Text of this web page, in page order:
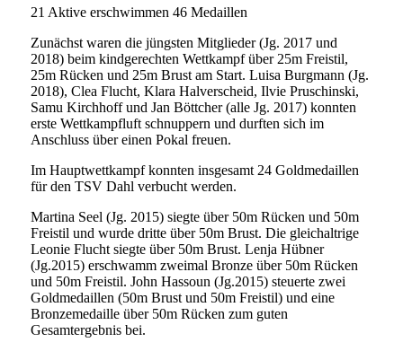
21 Aktive erschwimmen 46 Medaillen
Zunächst waren die jüngsten Mitglieder (Jg. 2017 und
2018) beim kindgerechten Wettkampf über 25m Freistil,
25m Rücken und 25m Brust am Start. Luisa Burgmann (Jg.
2018), Clea Flucht, Klara Halverscheid, Ilvie Pruschinski,
Samu Kirchhoff und Jan Böttcher (alle Jg. 2017) konnten
erste Wettkampfluft schnuppern und durften sich im
Anschluss über einen Pokal freuen.
Im Hauptwettkampf konnten insgesamt 24 Goldmedaillen
für den TSV Dahl verbucht werden.
Martina Seel (Jg. 2015) siegte über 50m Rücken und 50m
Freistil und wurde dritte über 50m Brust. Die gleichaltrige
Leonie Flucht siegte über 50m Brust. Lenja Hübner
(Jg.2015) erschwamm zweimal Bronze über 50m Rücken
und 50m Freistil. John Hassoun (Jg.2015) steuerte zwei
Goldmedaillen (50m Brust und 50m Freistil) und eine
Bronzemedaille über 50m Rücken zum guten
Gesamtergebnis bei.